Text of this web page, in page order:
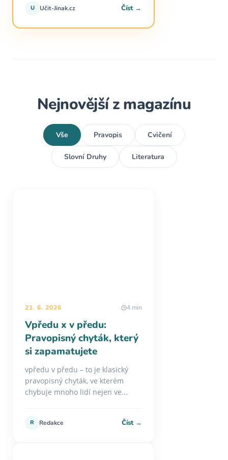
U Učit-Jinak.cz Číst →
Nejnovější z magazínu
Vše Pravopis Cvičení
Slovní Druhy Literatura
21. 6. 2026 4 min
Vpředu x v předu:
Pravopisný chyták, který
si zapamatujete
vpředu v předu – to je klasický
pravopisný chyták, ve kterém
chybuje mnoho lidí nejen ve...
R Redakce Číst →